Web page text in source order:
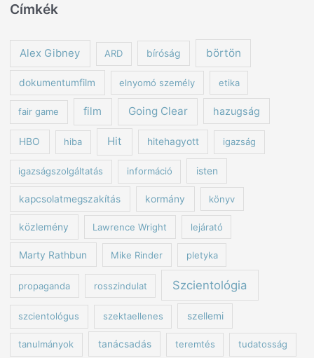
Címkék
Alex Gibney ARD bíróság börtön
dokumentumfilm elnyomó személy etika
fair game film Going Clear hazugság
HBO hiba Hit hitehagyott igazság
igazságszolgáltatás információ isten
kapcsolatmegszakítás kormány könyv
közlemény Lawrence Wright lejárató
Marty Rathbun Mike Rinder pletyka
propaganda rosszindulat Szcientológia
szcientológus szektaellenes szellemi
tanulmányok tanácsadás teremtés tudatosság